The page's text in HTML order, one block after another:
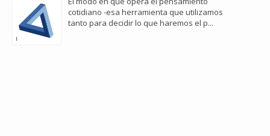
cotidiano -esa herramienta que utilizamos
tanto para decidir lo que haremos el p...